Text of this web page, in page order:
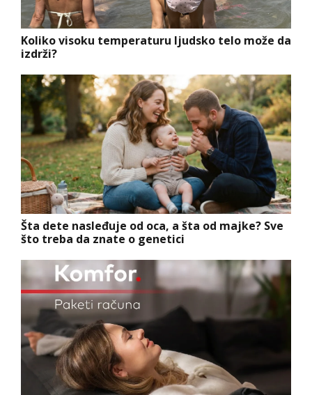
Koliko visoku temperaturu ljudsko telo može da
izdrži?
Šta dete nasleđuje od oca, a šta od majke? Sve
što treba da znate o genetici